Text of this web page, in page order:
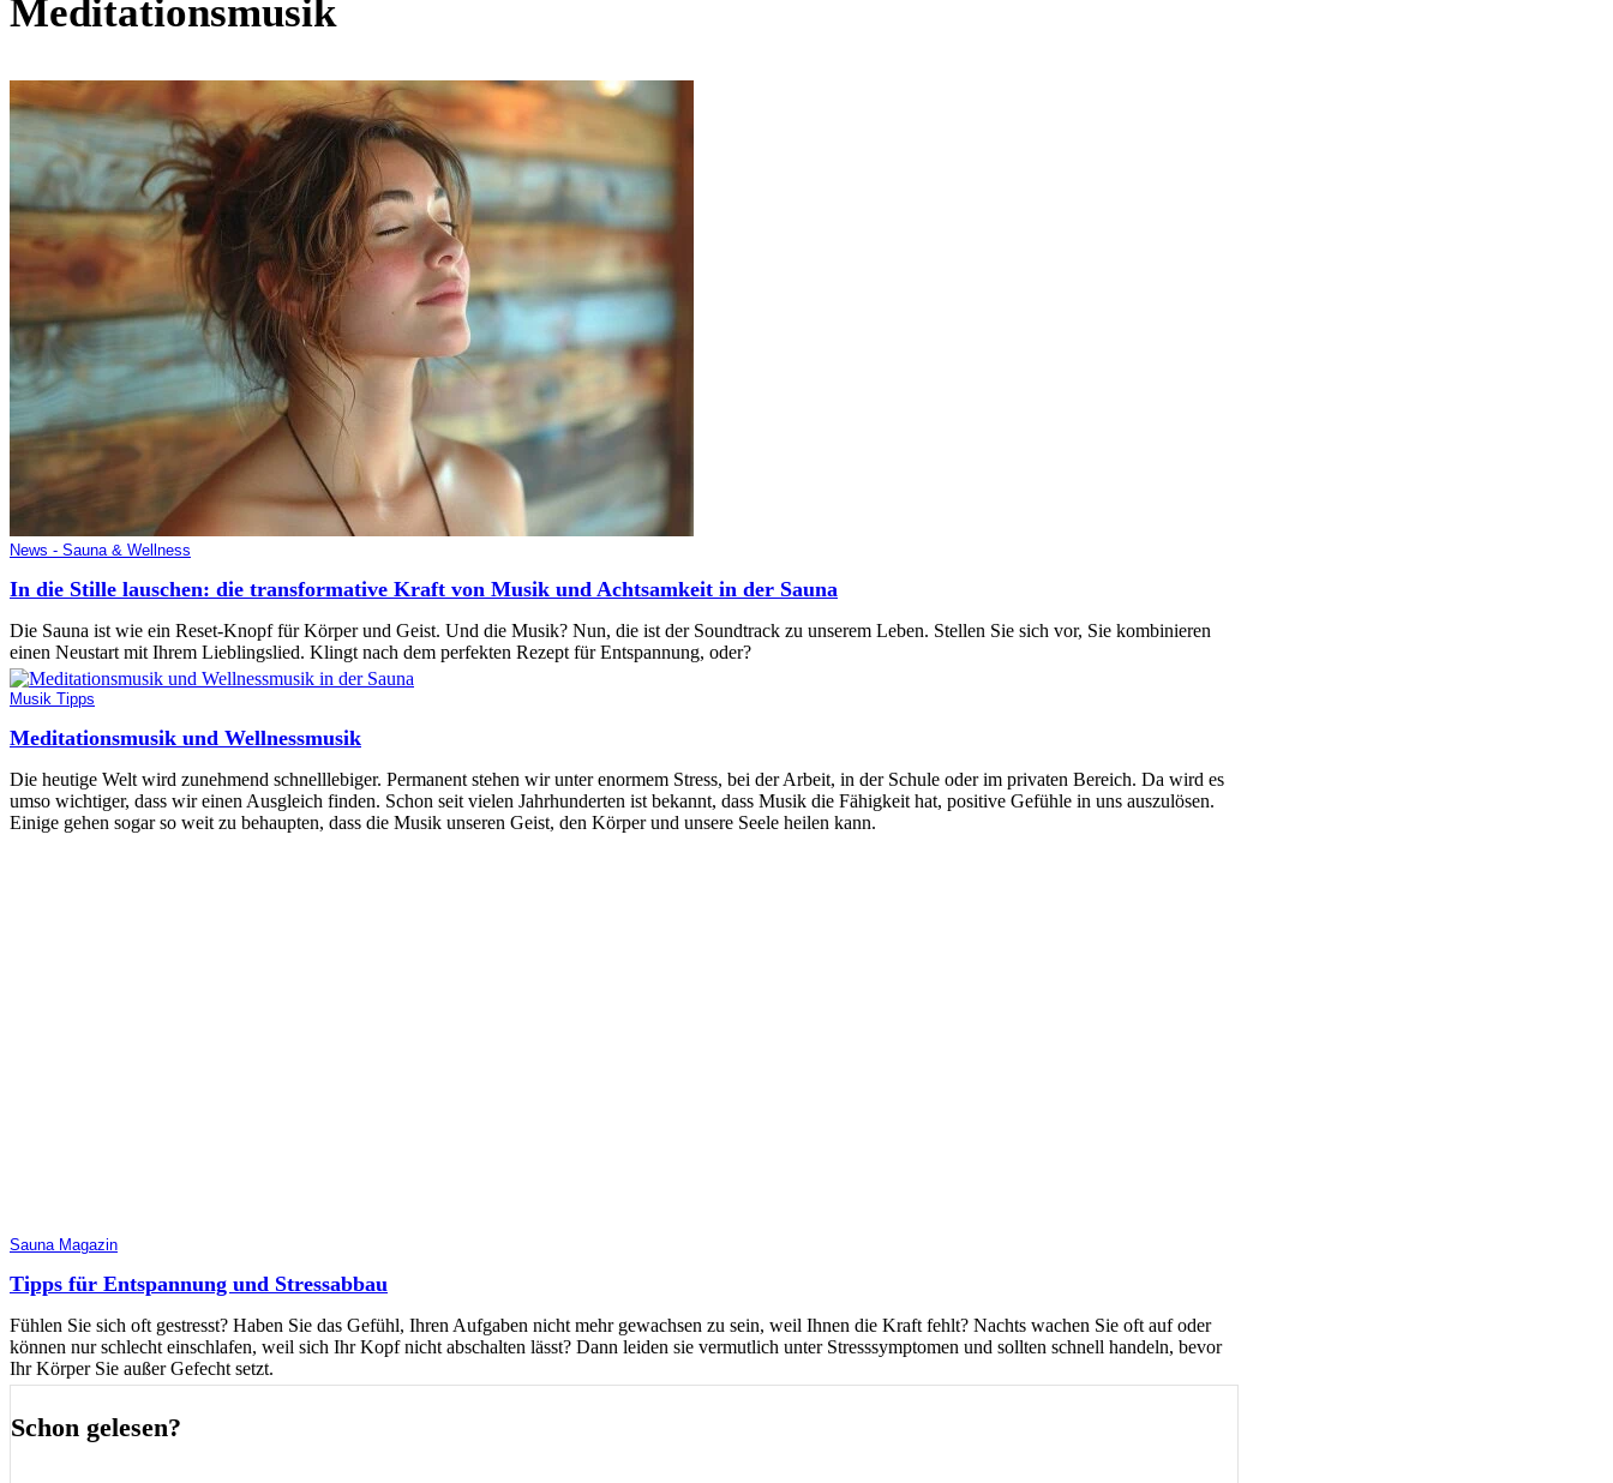
Meditationsmusik
News - Sauna & Wellness
In die Stille lauschen: die transformative Kraft von Musik und Achtsamkeit in der Sauna
Die Sauna ist wie ein Reset-Knopf für Körper und Geist. Und die Musik? Nun, die ist der Soundtrack zu unserem Leben. Stellen Sie sich vor, Sie kombinieren
einen Neustart mit Ihrem Lieblingslied. Klingt nach dem perfekten Rezept für Entspannung, oder?
Musik Tipps
Meditationsmusik und Wellnessmusik
Die heutige Welt wird zunehmend schnelllebiger. Permanent stehen wir unter enormem Stress, bei der Arbeit, in der Schule oder im privaten Bereich. Da wird es
umso wichtiger, dass wir einen Ausgleich finden. Schon seit vielen Jahrhunderten ist bekannt, dass Musik die Fähigkeit hat, positive Gefühle in uns auszulösen.
Einige gehen sogar so weit zu behaupten, dass die Musik unseren Geist, den Körper und unsere Seele heilen kann.
Sauna Magazin
Tipps für Entspannung und Stressabbau
Fühlen Sie sich oft gestresst? Haben Sie das Gefühl, Ihren Aufgaben nicht mehr gewachsen zu sein, weil Ihnen die Kraft fehlt? Nachts wachen Sie oft auf oder
können nur schlecht einschlafen, weil sich Ihr Kopf nicht abschalten lässt? Dann leiden sie vermutlich unter Stresssymptomen und sollten schnell handeln, bevor
Ihr Körper Sie außer Gefecht setzt.
Schon gelesen?